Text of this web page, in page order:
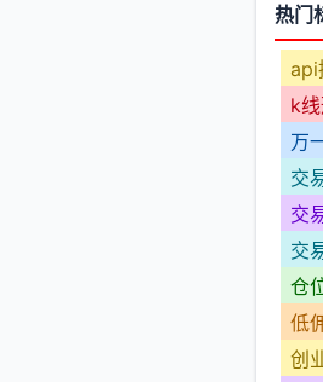
热门
api
k
万
交
交
交
仓
低
创